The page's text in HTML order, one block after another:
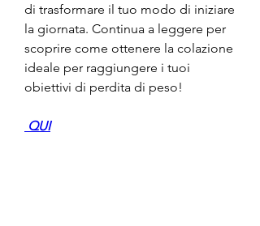
di trasformare il tuo modo di iniziare
la giornata. Continua a leggere per
scoprire come ottenere la colazione
ideale per raggiungere i tuoi
obiettivi di perdita di peso!
QUI